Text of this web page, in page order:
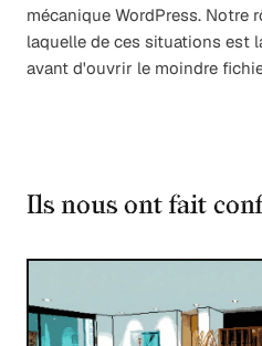
mécanique WordPress. Notre
laquelle de ces situations est
avant d'ouvrir le moindre
Ils nous ont fait